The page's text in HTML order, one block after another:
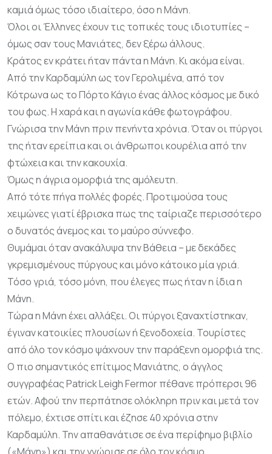
καμιά όμως τόσο ιδιαίτερο, όσο η Μάνη.
Όλοι οι Έλληνες έχουν τις τοπικές τους ιδιοτυπίες –
όμως σαν τους Μανιάτες, δεν ξέρω άλλους.
Κράτος εν κράτει ήταν πάντα η Μάνη. Κι ακόμα είναι.
Από την Καρδαμύλη ως τον Γερολιμένα, από τον
Κότρωνα ως το Πόρτο Κάγιο ένας άλλος κόσμος με δικό
του φως. Η χαρά και η αγωνία κάθε φωτογράφου.
Γνώρισα την Μάνη πριν πενήντα χρόνια. Όταν οι πύργοι
της ήταν ερείπια και οι άνθρωποι κουρέλια από την
φτώχεια και την κακουχία.
Όμως η άγρια ομορφιά της αμόλευτη.
Από τότε πήγα πολλές φορές. Προτιμούσα τους
χειμώνες γιατί έβρισκα πως της ταίριαζε περισσότερο
ο δυνατός άνεμος και το μαύρο σύννεφο.
Θυμάμαι όταν ανακάλυψα την Βάθεια – με δεκάδες
γκρεμισμένους πύργους και μόνο κάτοικο μία γριά.
Τόσο γριά, τόσο μόνη, που έλεγες πως ήταν η ίδια η
Μάνη.
Τώρα η Μάνη έχει αλλάξει. Οι πύργοι ξαναχτίστηκαν,
έγιναν κατοικίες πλουσίων ή ξενοδοχεία. Τουρίστες
από όλο τον κόσμο ψάχνουν την παράξενη ομορφιά της.
Ο πιο σημαντικός επίτιμος Μανιάτης, ο άγγλος
συγγραφέαςPatrickLeighFermorπέθανε πρόπερσι 96
ετών. Αφού την περπάτησε ολόκληρη πριν και μετά τον
πόλεμο, έχτισε σπίτι και έζησε 40 χρόνια στην
Καρδαμύλη. Την απαθανάτισε σε ένα περίφημο βιβλίο